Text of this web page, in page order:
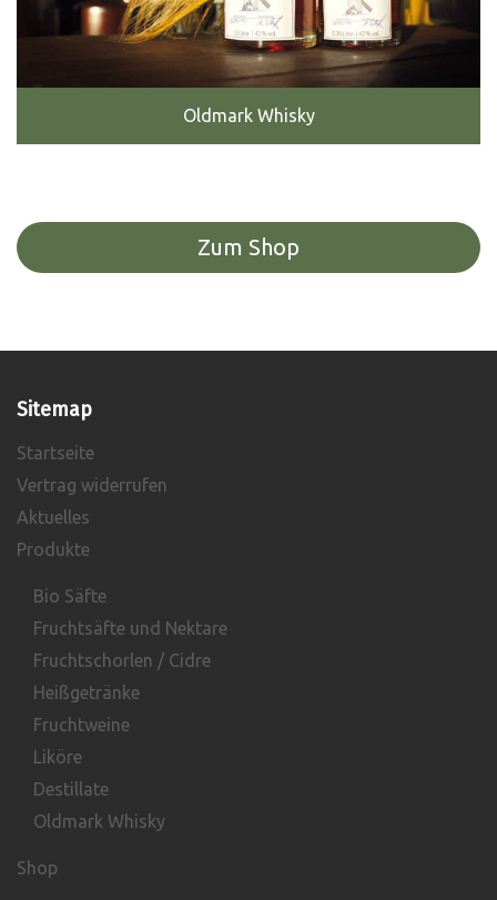
Oldmark Whisky
Zum Shop
Sitemap
Startseite
Vertrag widerrufen
Aktuelles
Produkte
Bio Säfte
Fruchtsäfte und Nektare
Fruchtschorlen / Cidre
Heißgetränke
Fruchtweine
Liköre
Destillate
Oldmark Whisky
Shop